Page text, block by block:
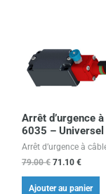
Arrêt d’urgence
6035 – Universel
Arrêt d’urgence à
79.00€
initial
était :
79.00 €.
71.10 €
est :
71.10
Ajouter au panier